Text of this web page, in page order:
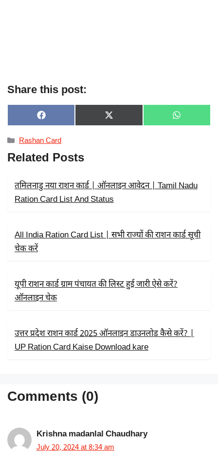
Share this post:
SHARE
ON
F
A
C
E
B
O
SHARE
ON
X
(
R
SHARE
ON
W
H
Categories
Rashan Card
Related Posts
तमिलनाडु नया राशन कार्ड | ऑनलाइन आवेदन | Tamil Nadu
Ration Card List And Status
All India Ration Card List | सभी राज्यों की राशन कार्ड सूची
चेक करें
यूपी राशन कार्ड ग्राम पंचायत की लिस्ट हुई जारी ऐसे करें?
ऑनलाइन चेक
उत्तर प्रदेश राशन कार्ड 2025 ऑनलाइन डाउनलोड कैसे करें? |
UP Ration Card Kaise Download kare
Comments (0)
Krishna madanlal Chaudhary
July 20, 2024 at 8:34 am